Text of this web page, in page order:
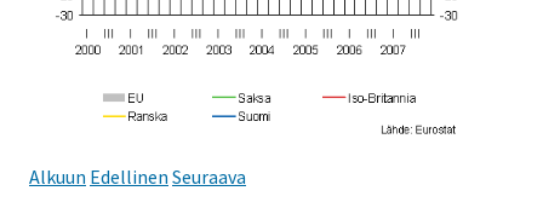
Alkuun Edellinen Seuraava